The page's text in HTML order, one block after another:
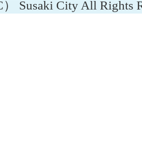
Susaki City All Rights